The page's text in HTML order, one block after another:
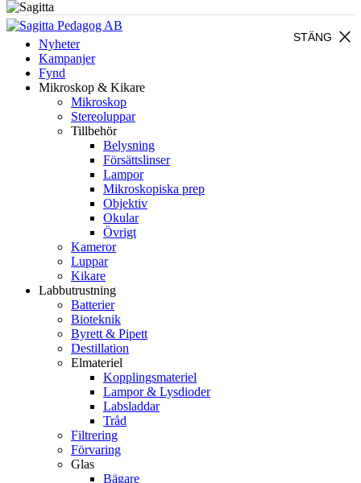
close
STÄNG
Nyheter
Kampanjer
Fynd
Mikroskop & Kikare
Mikroskop
Stereoluppar
Tillbehör
Belysning
Försättslinser
Lampor
Mikroskopiska prep
Objektiv
Okular
Övrigt
Kameror
Luppar
Kikare
Labbutrustning
Batterier
Bioteknik
Byrett & Pipett
Destillation
Elmateriel
Kopplingsmateriel
Lampor & Lysdioder
Labsladdar
Tråd
Filtrering
Förvaring
Glas
Bägare